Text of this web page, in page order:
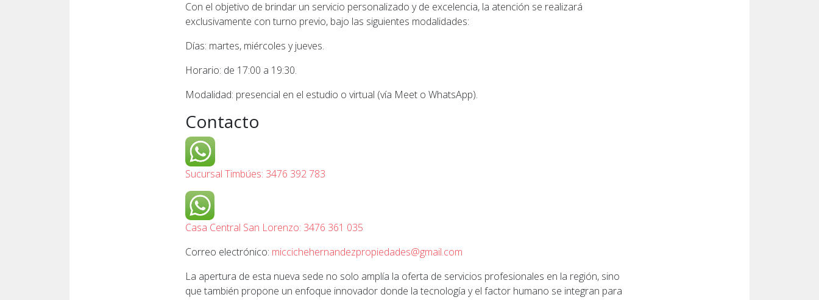
Con el objetivo de brindar un servicio personalizado y de excelencia, la atención se realizará
exclusivamente con turno previo, bajo las siguientes modalidades:
Días: martes, miércoles y jueves.
Horario: de 17:00 a 19:30.
Modalidad: presencial en el estudio o virtual (vía Meet o WhatsApp).
Contacto
Sucursal Timbúes: 3476 392 783
Casa Central San Lorenzo: 3476 361 035
Correo electrónico: miccichehernandezpropiedades@gmail.com
La apertura de esta nueva sede no solo amplía la oferta de servicios profesionales en la región, sino
que también propone un enfoque innovador donde la tecnología y el factor humano se integran para